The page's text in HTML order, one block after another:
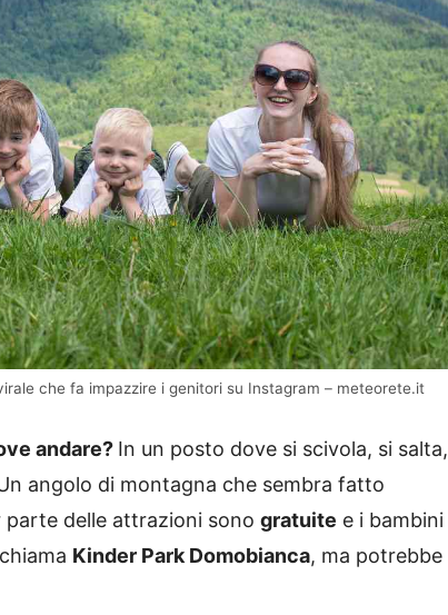
che fa impazzire i genitori su Instagram – meteorete.it
andare? In un posto dove si scivola, si salta,
angolo di montagna che sembra fatto
parte delle attrazioni sono gratuite e i bambini
Kinder Park Domobianca, ma potrebbe